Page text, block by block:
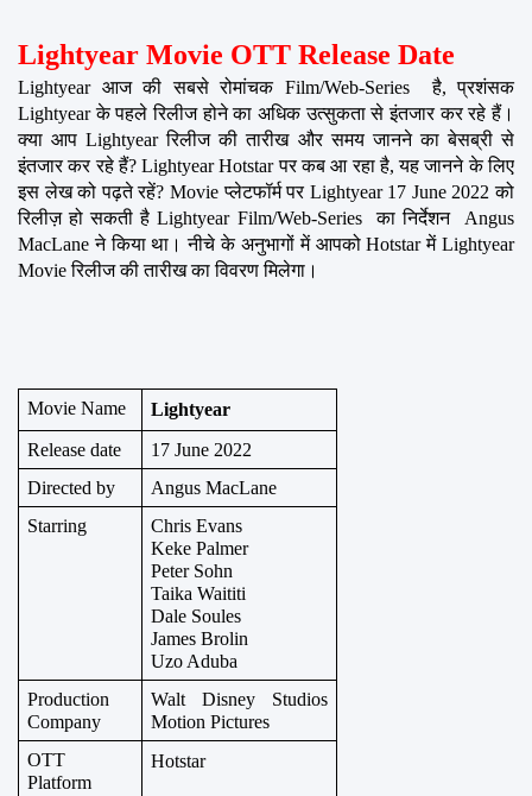
Lightyear Movie OTT Release Date
Lightyear आज की सबसे रोमांचक Film/Web-Series  है, प्रशंसक
Lightyear के पहले रिलीज होने का अधिक उत्सुकता से इंतजार कर रहे हैं।
क्या आप Lightyear रिलीज की तारीख और समय जानने का बेसब्री से
इंतजार कर रहे हैं? Lightyear Hotstar पर कब आ रहा है, यह जानने के लिए
इस लेख को पढ़ते रहें? Movie प्लेटफॉर्म पर Lightyear 17 June 2022 को
रिलीज़ हो सकती है Lightyear Film/Web-Series  का निर्देशन  Angus
MacLane ने किया था। नीचे के अनुभागों में आपको Hotstar में Lightyear
Movie रिलीज की तारीख का विवरण मिलेगा।
Movie Name
Lightyear
Release date
17 June 2022
Directed by
Angus MacLane
Starring
Chris Evans
Keke Palmer
Peter Sohn
Taika Waititi
Dale Soules
James Brolin
Uzo Aduba
Production
Company
Walt Disney Studios
Motion Pictures
OTT
Platform
Hotstar